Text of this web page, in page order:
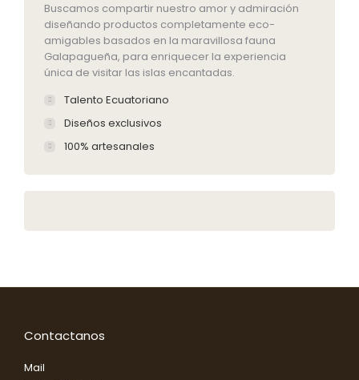
Buscamos compartir nuestro amor y admiración
diseñando productos completamente eco-
amigables basados en la maravillosa fauna
Galapagueña, para enriquecer la experiencia
única de visitar las islas encantadas.
Talento Ecuatoriano
Diseños exclusivos
100% artesanales
Contactanos
Mail